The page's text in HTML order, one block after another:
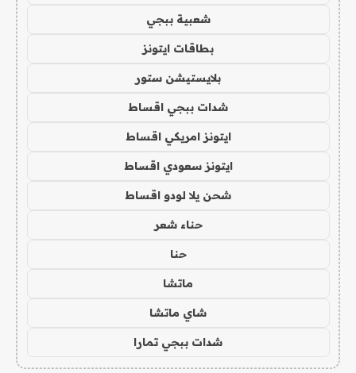
شعبية ببجي
بطاقات ايتونز
بلايستيشن ستور
شدات ببجي اقساط
ايتونز امريكي اقساط
ايتونز سعودي اقساط
شحن يلا لودو اقساط
حناء شعر
حنا
ماتشا
شاي ماتشا
شدات ببجي تمارا